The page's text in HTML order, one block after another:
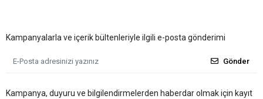
Kampanyalarla ve içerik bültenleriyle ilgili e-posta gönderimi
Gönder
Kampanya, duyuru ve bilgilendirmelerden haberdar olmak için kayıt